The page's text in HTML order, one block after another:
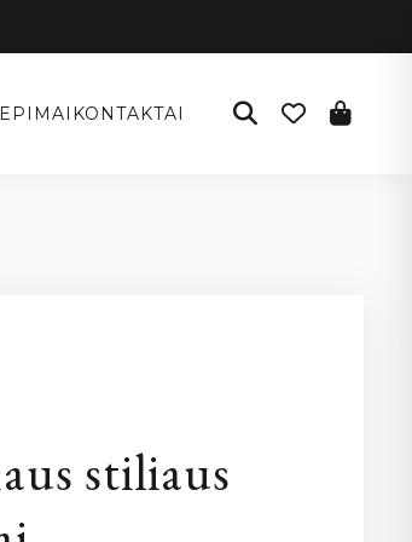
KONTAKTAI
stiliaus